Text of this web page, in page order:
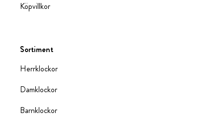
Köpvillkor
Sortiment
Herrklockor
Damklockor
Barnklockor